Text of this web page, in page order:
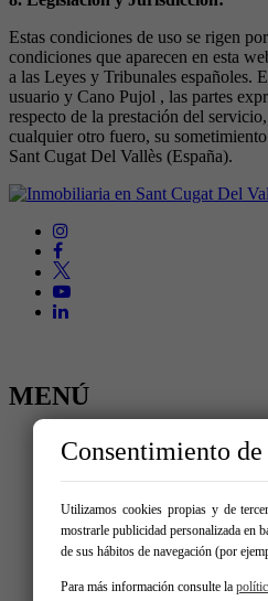
Estas condiciones de uso se rigen
condiciones que aparecen en esta
a las Leyes y Tribunales españoles.
usuario y Cano Pujol , las partes
respecto de la prestación del
cualquier otro fuero, su
Sant Cugat Del Vallès (España).
MENÚ
Inicio
Comprar
Alquilar
Traspaso
Vende tu inmueble
Nosotros
Promociones
Servicios
Consentimiento
Utilizamos cookies propias y de
mostrarle publicidad personalizada en
de sus hábitos de navegación (por
Para más información consulte la